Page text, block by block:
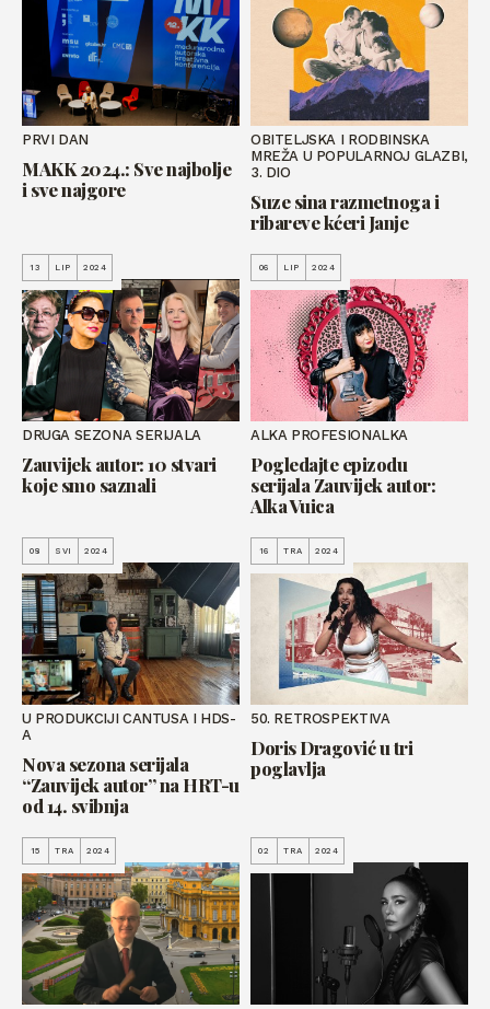
PRVI DAN
MAKK 2024.: Sve najbolje
i sve najgore
OBITELJSKA I RODBINSKA
MREŽA U POPULARNOJ GLAZBI,
3. DIO
Suze sina razmetnoga i
ribareve kćeri Janje
13 LIP 2024
DRUGA SEZONA SERIJALA
Zauvijek autor: 10 stvari
koje smo saznali
06 LIP 2024
ALKA PROFESIONALKA
Pogledajte epizodu
serijala Zauvijek autor:
Alka Vuica
08 SVI 2024
U PRODUKCIJI CANTUSA I HDS-
A
Nova sezona serijala
“Zauvijek autor” na HRT-u
od 14. svibnja
16 TRA 2024
50. RETROSPEKTIVA
Doris Dragović u tri
poglavlja
15 TRA 2024 02 TRA 2024